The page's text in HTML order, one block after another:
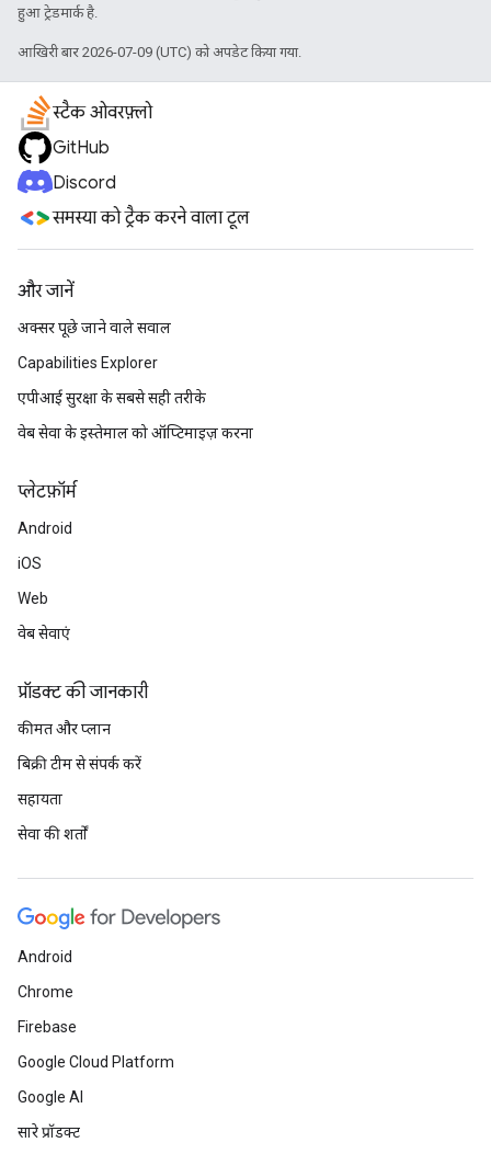
हुआ ट्रेडमार्क है.
आखिरी बार 2026-07-09 (UTC) को अपडेट किया गया.
स्टैक ओवरफ़्लो
GitHub
Discord
समस्या को ट्रैक करने वाला टूल
और जानें
अक्सर पूछे जाने वाले सवाल
Capabilities Explorer
एपीआई सुरक्षा के सबसे सही तरीके
वेब सेवा के इस्तेमाल को ऑप्टिमाइज़ करना
प्‍लेटफ़ॉर्म
Android
iOS
Web
वेब सेवाएं
प्रॉडक्ट की जानकारी
कीमत और प्लान
बिक्री टीम से संपर्क करें
सहायता
सेवा की शर्तों
Android
Chrome
Firebase
Google Cloud Platform
Google AI
सारे प्रॉडक्ट